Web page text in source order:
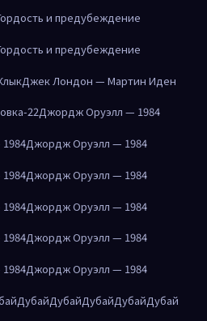
и предубеждение
и предубеждение
Джек Лондон — Мартин Иден
22Джордж Оруэлл — 1984
Джордж Оруэлл — 1984
Джордж Оруэлл — 1984
Джордж Оруэлл — 1984
Джордж Оруэлл — 1984
Джордж Оруэлл — 1984
ДубайДубайДубайДубайДубай